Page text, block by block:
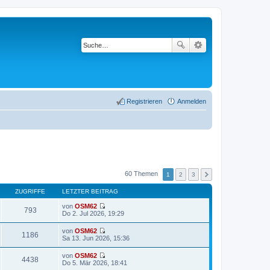
Anmelden
Registrieren
60 Themen 1 2 3
ZUGRIFFE LETZTER BEITRAG
793 von OSM62
N
s
t
r
Do 2. Jul 2026, 19:29
1186 von OSM62
N
s
Sa 13. Jun 2026, 15:36
4438 von OSM62
N
Do 5. Mär 2026, 18:41